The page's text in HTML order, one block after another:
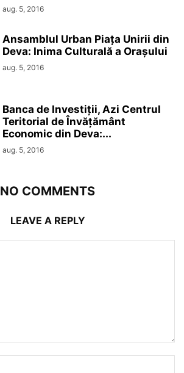
aug. 5, 2016
Ansamblul Urban Piața Unirii din
Deva: Inima Culturală a Orașului
aug. 5, 2016
Banca de Investiții, Azi Centrul
Teritorial de Învățământ
Economic din Deva:...
aug. 5, 2016
NO COMMENTS
LEAVE A REPLY